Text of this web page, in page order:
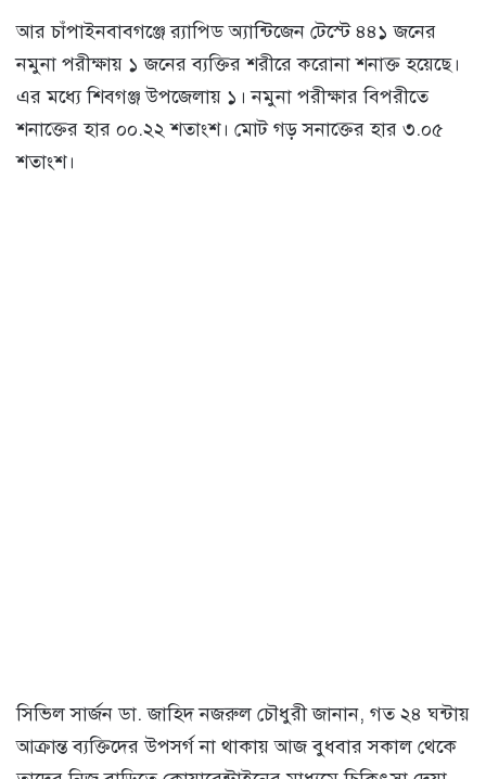
আর চাঁপাইনবাবগঞ্জে র‌্যাপিড অ্যান্টিজেন টেস্টে ৪৪১ জনের
নমুনা পরীক্ষায় ১ জনের ব্যক্তির শরীরে করোনা শনাক্ত হয়েছে।
এর মধ্যে শিবগঞ্জ উপজেলায় ১। নমুনা পরীক্ষার বিপরীতে
শনাক্তের হার ০০.২২ শতাংশ। মোট গড় সনাক্তের হার ৩.০৫
শতাংশ।
সিভিল সার্জন ডা. জাহিদ নজরুল চৌধুরী জানান, গত ২৪ ঘন্টায়
আক্রান্ত ব্যক্তিদের উপসর্গ না থাকায় আজ বুধবার সকাল থেকে